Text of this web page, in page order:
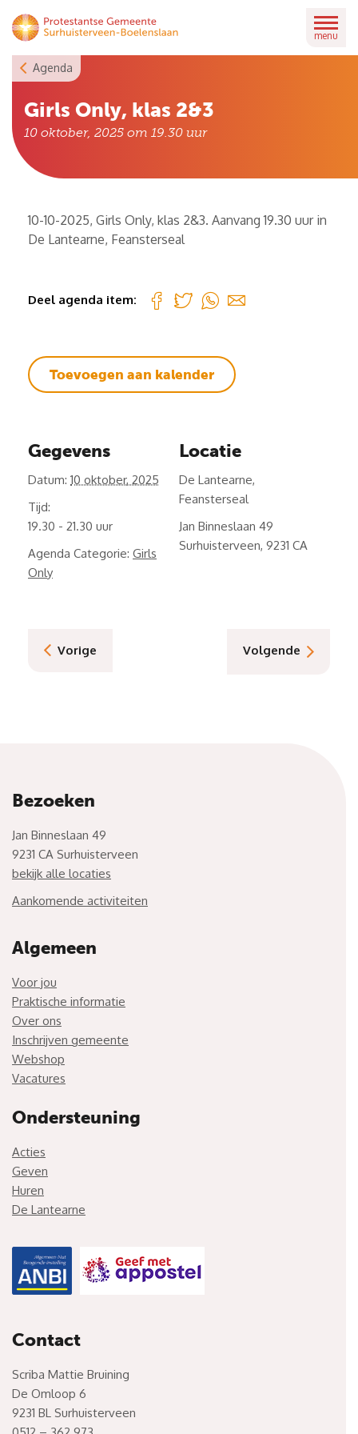
Skip
to
menu
Agenda
Girls Only, klas 2&3
10 oktober, 2025 om 19.30 uur
10-10-2025, Girls Only, klas 2&3. Aanvang 19.30 uur in
De Lantearne, Feansterseal
Deel agenda item:
Toevoegen aan kalender
Gegevens
Datum: 10 oktober, 2025
Tijd:
19.30 - 21.30
Agenda Categorie: Girls
Only
Locatie
De Lantearne,
Feansterseal
Jan Binneslaan 49
Surhuisterveen, 9231 CA
Vorige Volgende
Bezoeken
Jan Binneslaan 49
9231 CA Surhuisterveen
bekijk alle locaties
Aankomende activiteiten
Algemeen
Voor jou
Praktische informatie
Over ons
Inschrijven gemeente
Webshop
Vacatures
Ondersteuning
Acties
Geven
Huren
De Lantearne
Contact
Scriba Mattie Bruining
De Omloop 6
9231 BL Surhuisterveen